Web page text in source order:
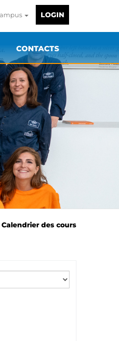
LOGIN
CONTACTS
Calendrier des cours